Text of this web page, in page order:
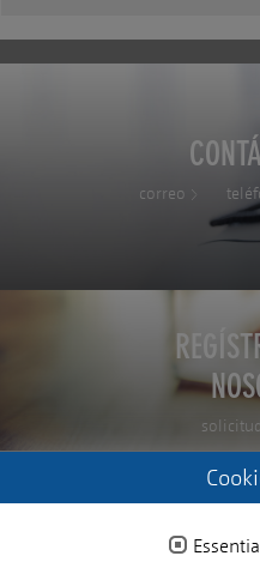
correo